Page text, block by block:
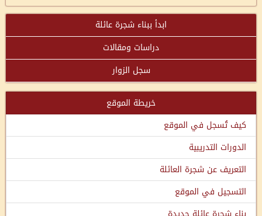
ابدأ ببناء شجرة عائلة
دراسات ومقالات
سجل الزوار
خريطة الموقع
كيف تُسجل في الموقع
الدورات التدريبية
التعريف عن شجرة العائلة
التسجيل في الموقع